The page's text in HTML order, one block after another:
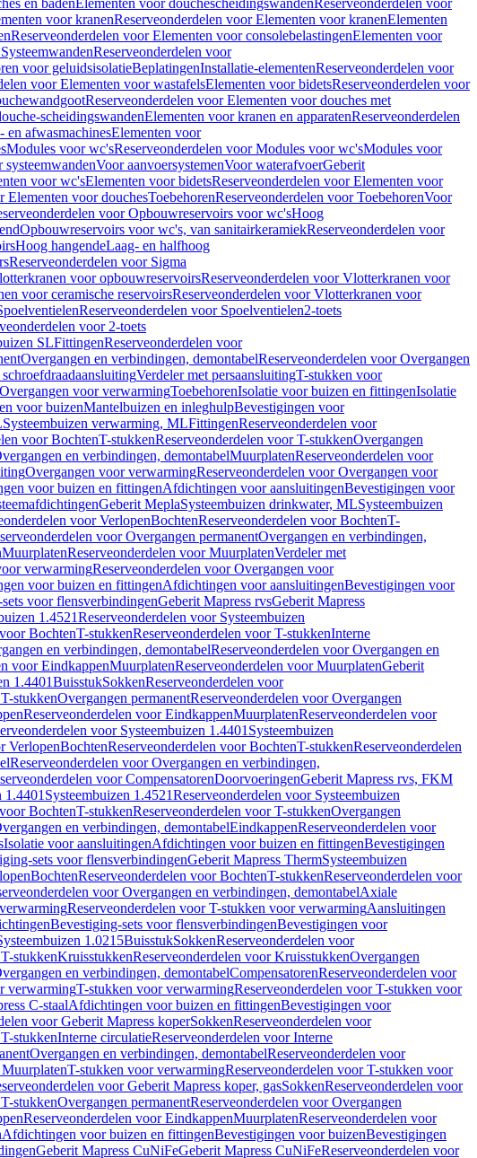
en badenElementen voor douchescheidingswandenReserveonderdelen voor
voor kranenReserveonderdelen voor Elementen voor kranenElementen
Reserveonderdelen voor Elementen voor consolebelastingenElementen voor
SysteemwandenReserveonderdelen voor
voor geluidsisolatieBeplatingenInstallatie-elementenReserveonderdelen voor
voor Elementen voor wastafelsElementen voor bidetsReserveonderdelen voor
Reserveonderdelen voor Elementen voor douches met
scheidingswandenElementen voor kranen en apparatenReserveonderdelen
en afwasmachinesElementen voor
Modules voor wc'sReserveonderdelen voor Modules voor wc'sModules voor
Voor aanvoersystemenVoor waterafvoerGeberit
voor wc'sElementen voor bidetsReserveonderdelen voor Elementen voor
Elementen voor douchesToebehorenReserveonderdelen voor ToebehorenVoor
voor Opbouwreservoirs voor wc'sHoog
Opbouwreservoirs voor wc's, van sanitairkeramiekReserveonderdelen voor
Hoog hangendeLaag- en halfhoog
Reserveonderdelen voor Sigma
voor opbouwreservoirsReserveonderdelen voor Vlotterkranen voor
voor ceramische reservoirsReserveonderdelen voor Vlotterkranen voor
Reserveonderdelen voor Spoelventielen2-toets
voor 2-toets
SLFittingenReserveonderdelen voor
Overgangen en verbindingen, demontabelReserveonderdelen voor Overgangen
Verdeler met persaansluitingT-stukken voor
voor verwarmingToebehorenIsolatie voor buizen en fittingenIsolatie
voor buizenMantelbuizen en inleghulpBevestigingen voor
Systeembuizen verwarming, MLFittingenReserveonderdelen voor
voor BochtenT-stukkenReserveonderdelen voor T-stukkenOvergangen
en verbindingen, demontabelMuurplatenReserveonderdelen voor
Overgangen voor verwarmingReserveonderdelen voor Overgangen voor
voor buizen en fittingenAfdichtingen voor aansluitingenBevestigingen voor
Geberit MeplaSysteembuizen drinkwater, MLSysteembuizen
voor VerlopenBochtenReserveonderdelen voor BochtenT-
voor Overgangen permanentOvergangen en verbindingen,
MuurplatenReserveonderdelen voor MuurplatenVerdeler met
verwarmingReserveonderdelen voor Overgangen voor
voor buizen en fittingenAfdichtingen voor aansluitingenBevestigingen voor
voor flensverbindingenGeberit Mapress rvsGeberit Mapress
1.4521Reserveonderdelen voor Systeembuizen
BochtenT-stukkenReserveonderdelen voor T-stukkenInterne
en verbindingen, demontabelReserveonderdelen voor Overgangen en
voor EindkappenMuurplatenReserveonderdelen voor MuurplatenGeberit
1.4401BuisstukSokkenReserveonderdelen voor
stukkenOvergangen permanentReserveonderdelen voor Overgangen
Reserveonderdelen voor EindkappenMuurplatenReserveonderdelen voor
voor Systeembuizen 1.4401 Systeembuizen
VerlopenBochtenReserveonderdelen voor BochtenT-stukkenReserveonderdelen
Reserveonderdelen voor Overgangen en verbindingen,
voor CompensatorenDoorvoeringenGeberit Mapress rvs, FKM
1.4401 Systeembuizen 1.4521Reserveonderdelen voor Systeembuizen
BochtenT-stukkenReserveonderdelen voor T-stukkenOvergangen
en verbindingen, demontabelEindkappenReserveonderdelen voor
Isolatie voor aansluitingenAfdichtingen voor buizen en fittingenBevestigingen
sets voor flensverbindingenGeberit Mapress ThermSysteembuizen
BochtenReserveonderdelen voor BochtenT-stukkenReserveonderdelen voor
voor Overgangen en verbindingen, demontabelAxiale
Reserveonderdelen voor T-stukken voor verwarmingAansluitingen
Bevestiging-sets voor flensverbindingenBevestigingen voor
1.0215BuisstukSokkenReserveonderdelen voor
stukkenKruisstukkenReserveonderdelen voor KruisstukkenOvergangen
en verbindingen, demontabelCompensatorenReserveonderdelen voor
verwarmingT-stukken voor verwarmingReserveonderdelen voor T-stukken voor
C-staalAfdichtingen voor buizen en fittingenBevestigingen voor
voor Geberit Mapress koperSokkenReserveonderdelen voor
stukkenInterne circulatieReserveonderdelen voor Interne
Overgangen en verbindingen, demontabelReserveonderdelen voor
T-stukken voor verwarmingReserveonderdelen voor T-stukken voor
voor Geberit Mapress koper, gasSokkenReserveonderdelen voor
stukkenOvergangen permanentReserveonderdelen voor Overgangen
Reserveonderdelen voor EindkappenMuurplatenReserveonderdelen voor
Afdichtingen voor buizen en fittingenBevestigingen voor buizenBevestigingen
Geberit Mapress CuNiFeGeberit Mapress CuNiFeReserveonderdelen voor